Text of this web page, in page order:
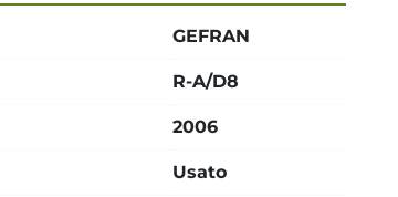
GEFRAN
R-A/D8
2006
Usato